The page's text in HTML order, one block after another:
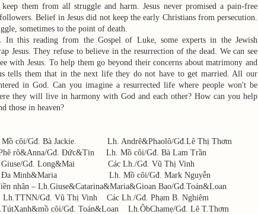
them from all struggle and harm. Jesus never promised a pain-free
Belief in Jesus did not keep the early Christians from persecution.
sometimes to the point of death.
In this reading from the Gospel of Luke, some experts in the Jewish
Jesus. They refuse to believe in the resurrection of the dead. We can see
with Jesus. To help them go beyond their concerns about matrimony and
tells them that in the next life they do not have to get married. All our
in God. Can you imagine a resurrected life where people won't be
they will live in harmony with God and each other? How can you help
those in heaven?
côi/Gđ. Bà Jackie. Lh. Andrê&Phaolô/Gđ.Lê Thị Thơm
rô&Anna/Gđ. Đức&Tin Lh. Mồ côi/Gđ. Bà Lam Trần
Gđ. Long&Mai Các Lh./Gđ. Vũ Thị Vinh
Đa Minh&Maria Lh. Mồ côi/Gđ. Mark Nguyễn
nhân – Lh.Giuse&Catarina&Maria&Gioan Bao/Gđ.Toán&Loan
Lh.TTNN/Gđ. Vũ Thị Vinh Các Lh./Gđ. Phạm B. Nghiêm
côi/Gđ. Toán&Loan Lh.ÔbChamẹ/Gđ. Lê T.Thơm